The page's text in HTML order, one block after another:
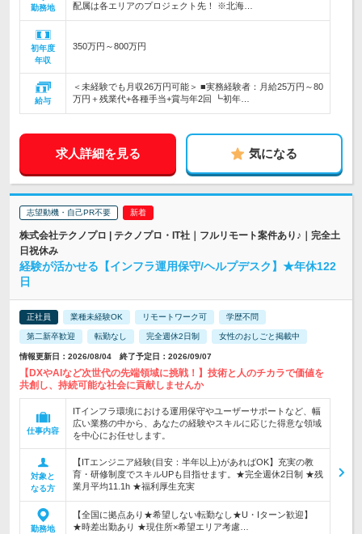
勤務地
配属は各エリアのプロジェクト先！ ※北海…
初年度
年収
350万円～800万円
給与
＜未経験でも月収26万円可能＞ ■実務経験者：月給25万円～80
万円＋残業代+各種手当+賞与年2回 ┗初年…
求人詳細を見る 気になる
志望動機・自己PR不要
株式会社テクノプロ | テクノプロ・IT社｜フルリモート案件あり♪｜完全土
日祝休み
経験が活かせる【インフラ運用保守/ヘルプデスク】★年休122
日
正社員 業種未経験OK リモートワーク可 学歴不問
第二新卒歓迎 転勤なし 完全週休2日制 女性のおしごと掲載中
情報更新日：2026/08/04 終了予定日：2026/09/07
【DXやAIなど次世代の先端領域に挑戦！】技術と人のチカラで価値を
共創し、持続可能な社会に貢献しませんか
仕事内容
ITインフラ環境における運用保守やユーザーサポートなど、幅
広い業務の中から、あなたの経験やスキルに応じた得意な領域
を中心にお任せします。
対象と
なる方
【ITエンジニア経験(目安：半年以上)があればOK】充実の教
育・研修制度でスキルUPも目指せます。★完全週休2日制 ★残
業月平均11.1h ★福利厚生充実
勤務地
【全国に拠点あり★希望しない転勤なし★U・Iターン歓迎】
★時差出勤あり ★現住所×希望エリア考慮…